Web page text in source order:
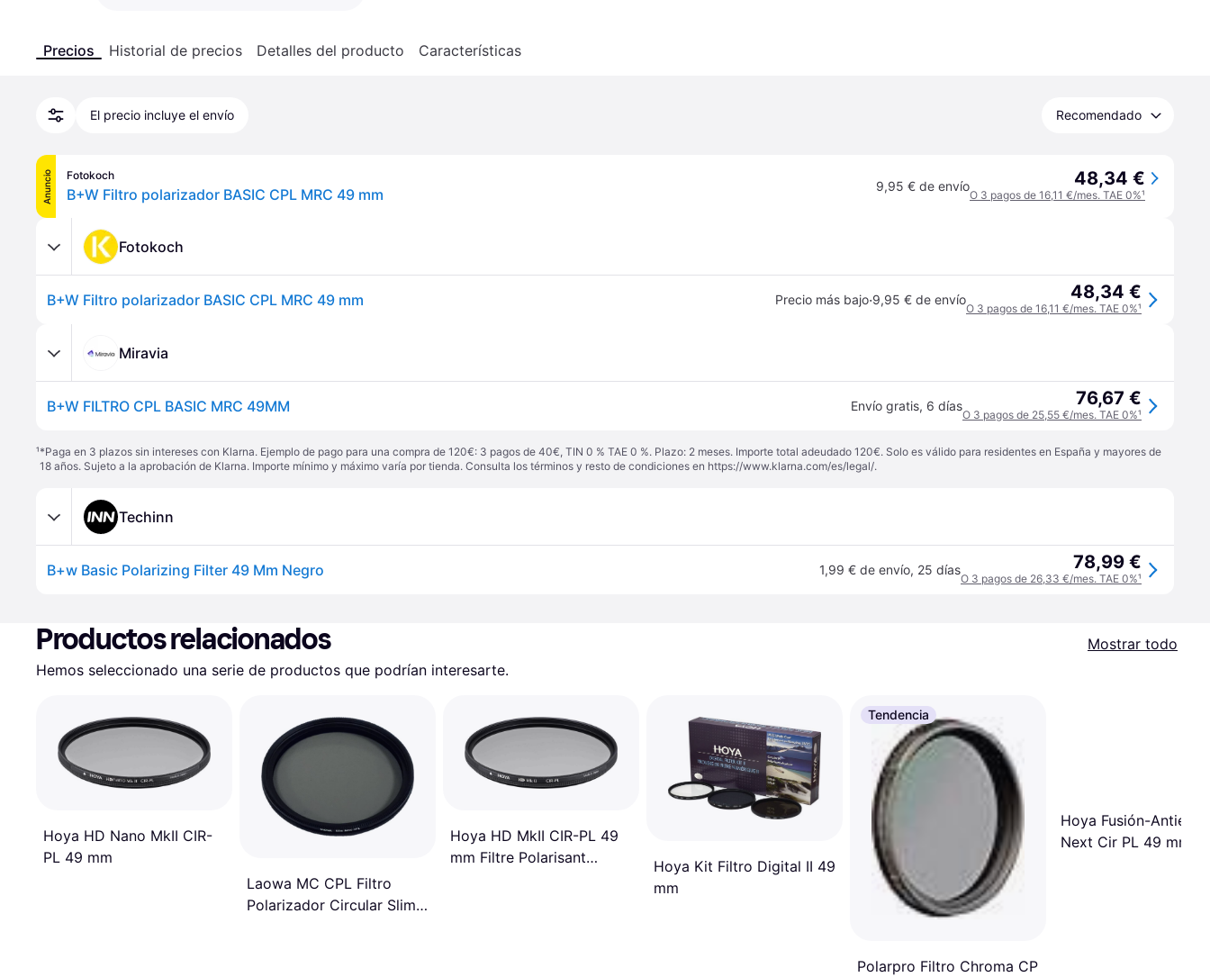
Precios Historial de precios Detalles del producto Características
El precio incluye el envío Recomendado
Anuncio Fotokoch
B+W Filtro polarizador BASIC CPL MRC 49 mm 9,95 € de envío 48,34 €
O 3 pagos de 16,11 €/mes. TAE 0%¹
Fotokoch
B+W Filtro polarizador BASIC CPL MRC 49 mm Precio más bajo·9,95 € de envío 48,34 €
O 3 pagos de 16,11 €/mes. TAE 0%¹
Miravia
B+W FILTRO CPL BASIC MRC 49MM Envío gratis, 6 días 76,67 €
O 3 pagos de 25,55 €/mes. TAE 0%¹
¹*Paga en 3 plazos sin intereses con Klarna. Ejemplo de pago para una compra de 120€: 3 pagos de 40€, TIN 0 % TAE 0 %. Plazo: 2 meses. Importe total adeudado 120€. Solo es válido para residentes en España y mayores de
18 años. Sujeto a la aprobación de Klarna. Importe mínimo y máximo varía por tienda. Consulta los términos y resto de condiciones en https://www.klarna.com/es/legal/.
Techinn
B+w Basic Polarizing Filter 49 Mm Negro 1,99 € de envío, 25 días 78,99 €
O 3 pagos de 26,33 €/mes. TAE 0%¹
Productos relacionados
Mostrar todo
Hemos seleccionado una serie de productos que podrían interesarte.
Hoya HD Nano MkII CIR-
PL 49 mm
Laowa MC CPL Filtro
Polarizador Circular Slim
Hoya HD MkII CIR-PL 49
mm Filtre Polarisant
Hoya Kit Filtro Digital II 49
mm
Tendencia
Polarpro Filtro Chroma CP
Hoya Fusión-
Next Cir PL 49 mm